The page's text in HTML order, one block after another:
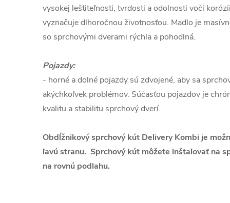
vysokej leštiteľnosti, tvrdosti a odolnosti voči
vyznačuje dlhoročnou životnosťou. Madlo je
so sprchovými dverami rýchla a pohodlná.
Pojazdy:
- horné a dolné pojazdy sú zdvojené, aby sa
akýchkoľvek problémov. Súčasťou pojazdov je
kvalitu a stabilitu sprchový dverí.
Obdĺžnikový sprchový kút Delivery Kombi je
ľavú stranu. Sprchový kút môžete inštalovať na
na rovnú podlahu.